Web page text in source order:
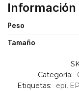
Información
Peso
Tamaño
Categoría:
Etiquetas:
epi,